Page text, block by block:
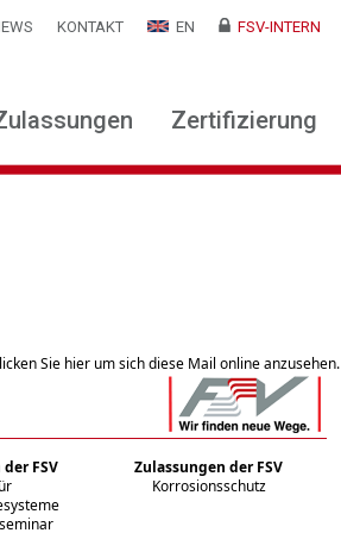
KONTAKT EN FSV-INTERN
Zertifizierung
Sie hier um sich diese Mail online anzusehen.
FSV
Zulassungen der FSV
Korrosionsschutz